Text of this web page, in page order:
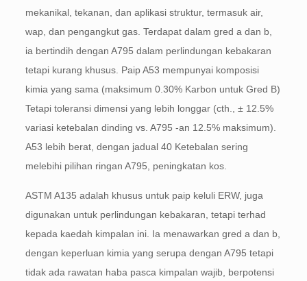
mekanikal, tekanan, dan aplikasi struktur, termasuk air,
wap, dan pengangkut gas. Terdapat dalam gred a dan b,
ia bertindih dengan A795 dalam perlindungan kebakaran
tetapi kurang khusus. Paip A53 mempunyai komposisi
kimia yang sama (maksimum 0.30% Karbon untuk Gred B)
Tetapi toleransi dimensi yang lebih longgar (cth., ± 12.5% ​​
variasi ketebalan dinding vs. A795 -an 12.5% maksimum).
A53 lebih berat, dengan jadual 40 Ketebalan sering
melebihi pilihan ringan A795, peningkatan kos.
ASTM A135 adalah khusus untuk paip keluli ERW, juga
digunakan untuk perlindungan kebakaran, tetapi terhad
kepada kaedah kimpalan ini. Ia menawarkan gred a dan b,
dengan keperluan kimia yang serupa dengan A795 tetapi
tidak ada rawatan haba pasca kimpalan wajib, berpotensi